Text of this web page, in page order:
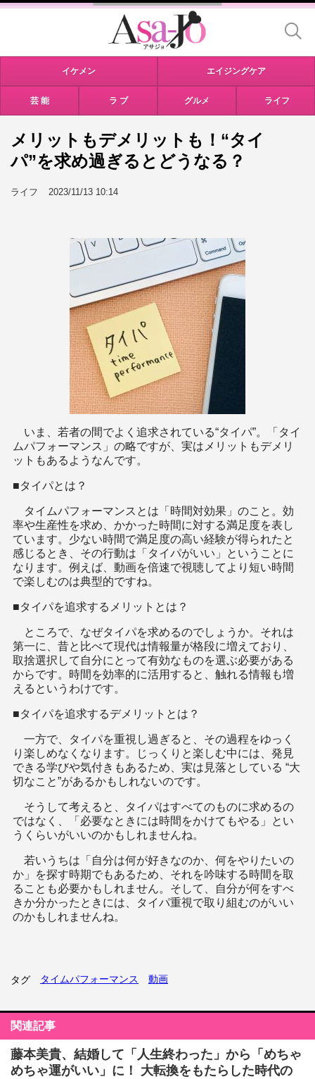
イケメン エイジングケア
芸 能 ラ ブ グルメ ライフ
メリットもデメリットも！“タイ
パ”を求め過ぎるとどうなる？
ライフ 2023/11/13 10:14
いま、若者の間でよく追求されている“タイパ”。「タイ
ムパフォーマンス」の略ですが、実はメリットもデメリ
ットもあるようなんです。
■タイパとは？
タイムパフォーマンスとは「時間対効果」のこと。効
率や生産性を求め、かかった時間に対する満足度を表し
ています。少ない時間で満足度の高い経験が得られたと
感じるとき、その行動は「タイパがいい」ということに
なります。例えば、動画を倍速で視聴してより短い時間
で楽しむのは典型的ですね。
■タイパを追求するメリットとは？
ところで、なぜタイパを求めるのでしょうか。それは
第一に、昔と比べて現代は情報量が格段に増えており、
取捨選択して自分にとって有効なものを選ぶ必要がある
からです。時間を効率的に活用すると、触れる情報も増
えるというわけです。
■タイパを追求するデメリットとは？
一方で、タイパを重視し過ぎると、その過程をゆっく
り楽しめなくなります。じっくりと楽しむ中には、発見
できる学びや気付きもあるため、実は見落としている “大
切なこと”があるかもしれないのです。
そうして考えると、タイパはすべてのものに求めるの
ではなく、「必要なときには時間をかけてもやる」とい
うくらいがいいのかもしれませんね。
若いうちは「自分は何が好きなのか、何をやりたいの
か」を探す時期でもあるため、それを吟味する時間を取
ることも必要かもしれません。そして、自分が何をすべ
きか分かったときには、タイパ重視で取り組むのがいい
のかもしれませんね。
タグ タイムパフォーマンス 動画
関連記事
藤本美貴、結婚して「人生終わった」から「めちゃ
めちゃ運がいい」に！ 大転換をもたらした時代の